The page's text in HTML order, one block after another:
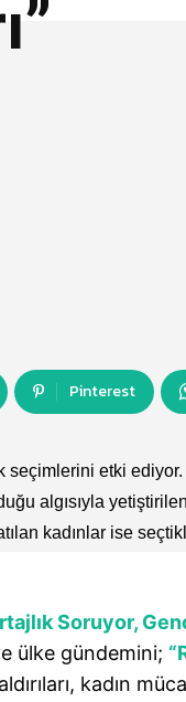
Pinterest
seçimlerini etki
algısıyla
kadınlar ise
Soruyor,
ülke gündemini;
kadın